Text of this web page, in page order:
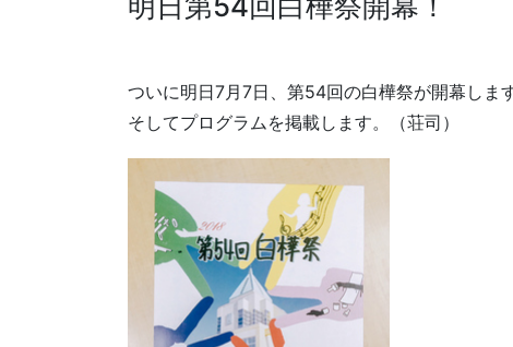
ついに明日7月7日、第54回の白樺祭が開幕しま
そしてプログラムを掲載します。（荘司）